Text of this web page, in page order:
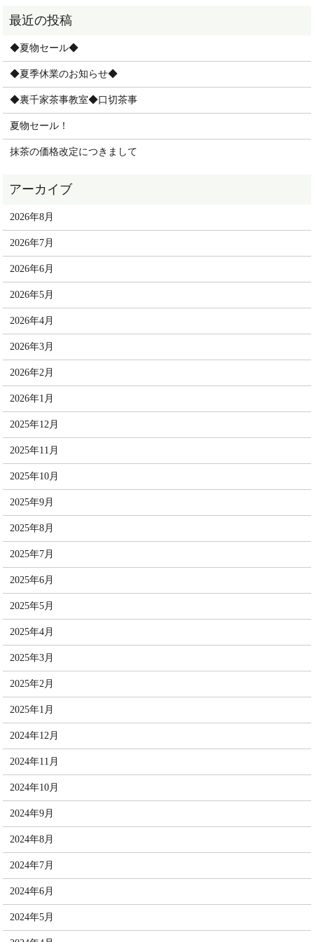
◆夏物セール◆
◆夏季休業のお知らせ◆
◆裏千家茶事教室◆口切茶事
夏物セール！
抹茶の価格改定につきまして
2026年8月
2026年7月
2026年6月
2026年5月
2026年4月
2026年3月
2026年2月
2026年1月
2025年12月
2025年11月
2025年10月
2025年9月
2025年8月
2025年7月
2025年6月
2025年5月
2025年4月
2025年3月
2025年2月
2025年1月
2024年12月
2024年11月
2024年10月
2024年9月
2024年8月
2024年7月
2024年6月
2024年5月